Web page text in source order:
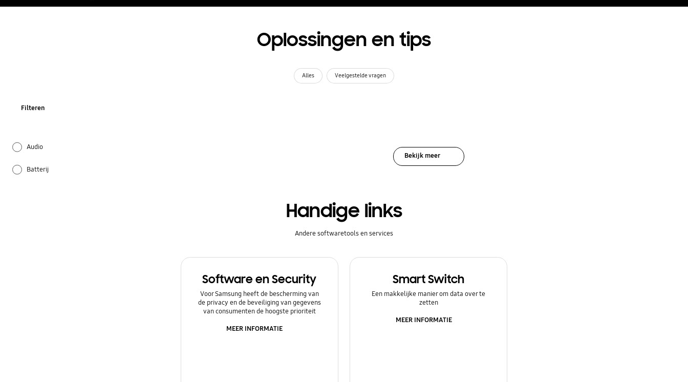
Oplossingen en tips
Alles Veelgestelde vragen
Filteren
Audio
Batterij
Bekijk meer
Handige links
Andere softwaretools en services
Software en Security
Voor Samsung heeft de bescherming van
de privacy en de beveiliging van gegevens
van consumenten de hoogste prioriteit
MEER INFORMATIE
Smart Switch
Een makkelijke manier om data over te
zetten
MEER INFORMATIE